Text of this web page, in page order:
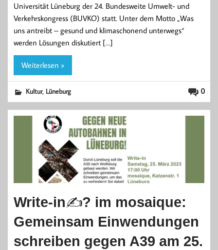
Universität Lüneburg der 24. Bundesweite Umwelt- und
Verkehrskongress (BUVKO) statt. Unter dem Motto „Was
uns antreibt – gesund und klimaschonend unterwegs“
werden Lösungen diskutiert […]
Weiterlesen »
0
Kultur, Lüneburg
Write-in✍? im mosaique:
Gemeinsam Einwendungen
schreiben gegen A39 am 25.